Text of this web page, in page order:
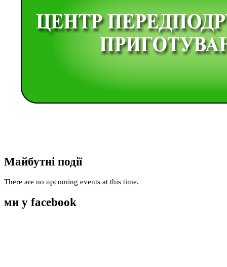
Майбутні події
There are no upcoming events at this time.
ми у facebook